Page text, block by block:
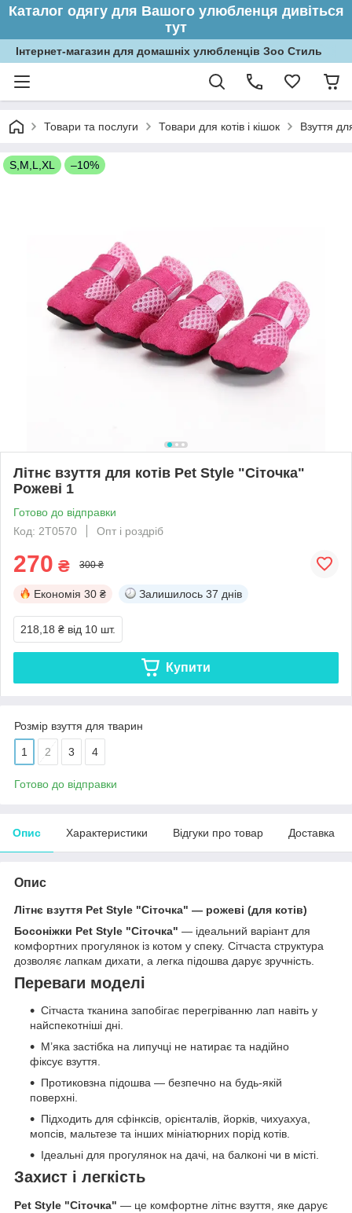
Каталог одягу для Вашого улюбленця дивіться
тут
Інтернет-магазин для домашніх улюбленців Зоо Стиль
Товари та послуги Товари для котів і кішок Взуття
S,M,L,XL –10%
Літнє взуття для котів Pet Style "Сіточка"
Рожеві 1
Готово до відправки
Код: 2T0570
Опт і роздріб
270 ₴ 300 ₴
Економія 30 ₴ Залишилось 37 днів
218,18 ₴ від 10 шт.
Купити
Розмір взуття для тварин
1 2 3 4
Готово до відправки
Опис Характеристики Відгуки про товар Доставка
Опис
Літнє взуття Pet Style "Сіточка" — рожеві (для котів)
Босоніжки Pet Style "Сіточка" — ідеальний варіант для
комфортних прогулянок із котом у спеку. Сітчаста структура
дозволяє лапкам дихати, а легка підошва дарує зручність.
Переваги моделі
Сітчаста тканина запобігає перегріванню лап навіть у
найспекотніші дні.
М’яка застібка на липучці не натирає та надійно
фіксує взуття.
Протиковзна підошва — безпечно на будь-якій
поверхні.
Підходить для сфінксів, орієнталів, йорків, чихуахуа,
мопсів, мальтезе та інших мініатюрних порід котів.
Ідеальні для прогулянок на дачі, на балконі чи в місті.
Захист і легкість
Pet Style "Сіточка" — це комфортне літнє взуття, яке дарує